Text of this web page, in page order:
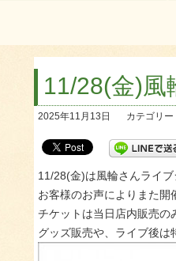
11/28(金)
2025年11月13日 カテゴリー
11/28(金)は風輪さんライブ
お客様のお声によりまた開
チケットは当日店内販売の
グッズ販売や、ライブ後